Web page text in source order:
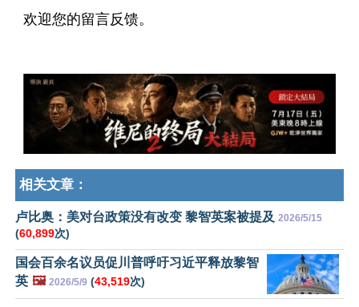
欢迎您的留言反馈。
相关文章：
卢比奥：美对台政策没有改变 黎智英案被提及 2026/5/15
(60,899次)
国会百余名议员促川普呼吁习近平释放黎智
英 🖼️ 2026/5/9 (43,519次)